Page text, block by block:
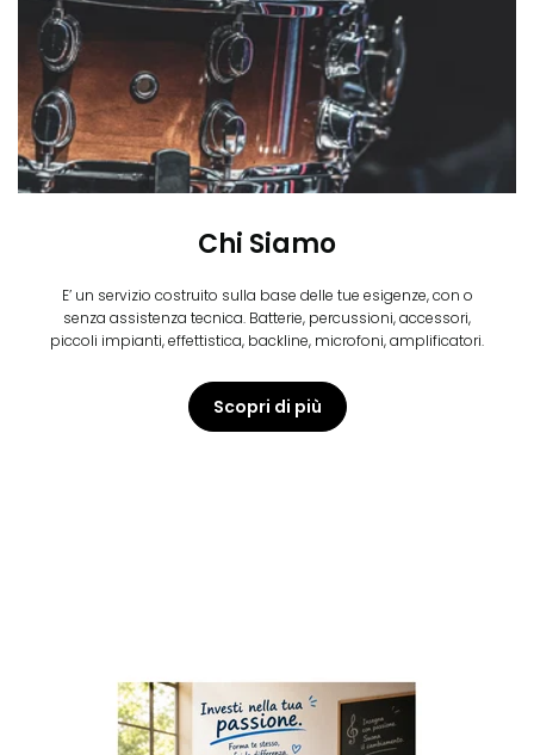
Chi Siamo
E’ un servizio costruito sulla base delle tue esigenze, con o
senza assistenza tecnica. Batterie, percussioni, accessori,
piccoli impianti, effettistica, backline, microfoni, amplificatori.
Scopri di più